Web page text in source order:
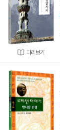
미리보기